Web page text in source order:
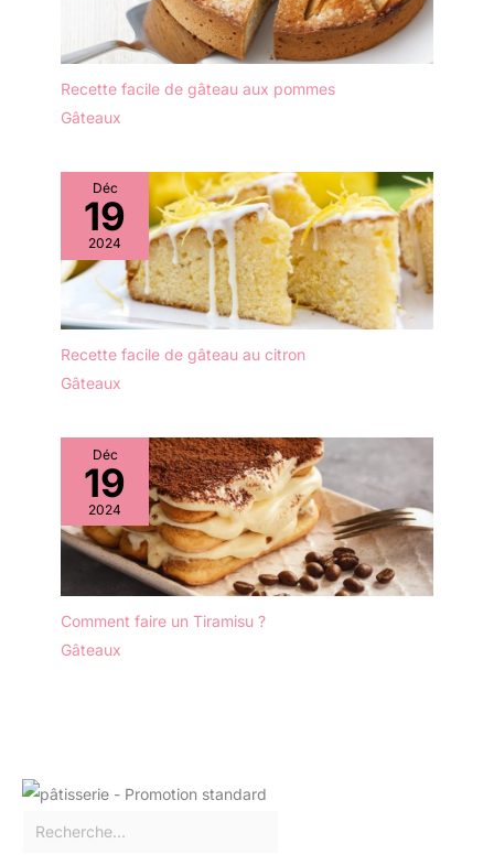
Recette facile de gâteau aux pommes
Gâteaux
Déc
19
2024
Recette facile de gâteau au citron
Gâteaux
Déc
19
2024
Comment faire un Tiramisu ?
Gâteaux